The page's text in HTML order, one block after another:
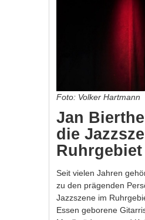
Foto: Volker Hartmann
Jan
die
Ruhrgebiet
Seit vielen Jahren
zu den prägenden
Jazzszene im
Essen geborene